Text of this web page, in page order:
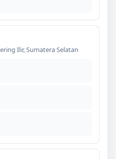
Ilir,Sumatera Selatan